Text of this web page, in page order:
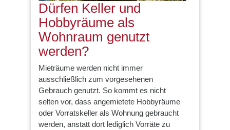
Dürfen Keller und
Hobbyräume als
Wohnraum genutzt
werden?
Mieträume werden nicht immer
ausschließlich zum vorgesehenen
Gebrauch genutzt. So kommt es nicht
selten vor, dass angemietete Hobbyräume
oder Vorratskeller als Wohnung gebraucht
werden, anstatt dort lediglich Vorräte zu